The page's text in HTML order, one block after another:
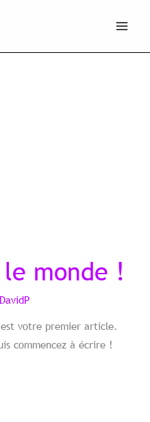
monde !
DavidP
est votre premier article.
commencez à écrire !